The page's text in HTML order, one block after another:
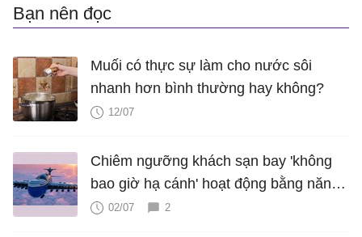
Bạn nên đọc
Muối có thực sự làm cho nước sôi
nhanh hơn bình thường hay không?
12/07
Chiêm ngưỡng khách sạn bay 'không
bao giờ hạ cánh' hoạt động bằng năng
lượng hạt nhân
02/07 2